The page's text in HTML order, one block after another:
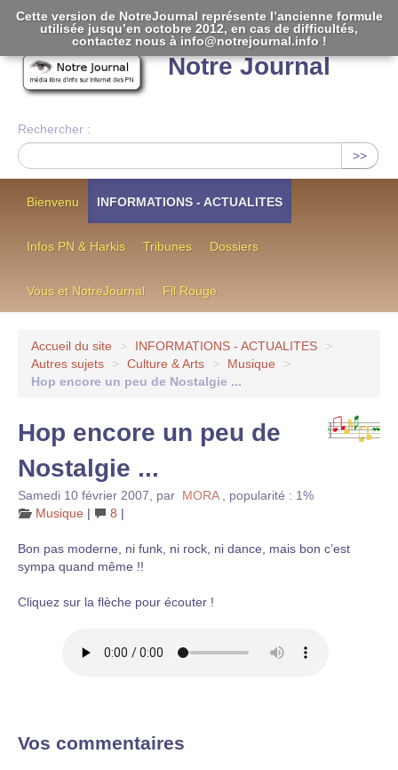
Notre Journal
Rechercher :
>>
Bienvenu INFORMATIONS - ACTUALITES
Infos PN & Harkis Tribunes Dossiers
Vous et NotreJournal Fil Rouge
Accueil du site > INFORMATIONS - ACTUALITES
>
Autres sujets
> Culture & Arts > Musique
>
Hop encore un peu de Nostalgie ...
Hop encore un peu de
Nostalgie ...
Samedi 10 février 2007 par MORA
popularité : 1%
Musique | 8 |
Bon pas moderne, ni funk, ni rock, ni dance, mais bon c’est
sympa quand même !!
Cliquez sur la flèche pour écouter !
Vos commentaires
Cette version de NotreJournal représente l’ancienne formule
utilisée jusqu’en octobre 2012, en cas de difficultés,
contactez nous à info@notrejournal.info !